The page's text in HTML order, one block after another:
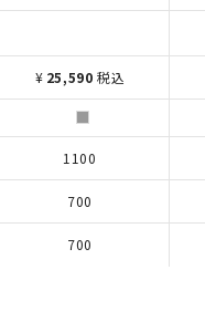
¥ 25,590 税込
1100
700
700